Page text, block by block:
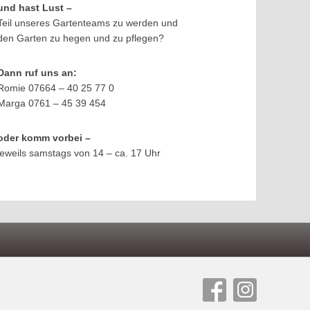
hast Lust –
unseres Gartenteams zu werden und
Garten zu hegen und zu pflegen?
ruf uns an:
07664 – 40 25 77 0
0761 – 45 39 454
komm vorbei –
samstags von 14 – ca. 17 Uhr